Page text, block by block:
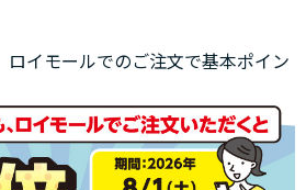
ロイモールでのご注文で基本ポイン